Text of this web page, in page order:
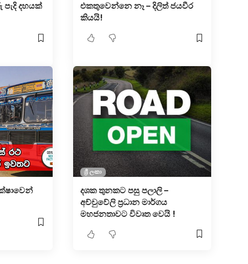
දහයක්
එකතුවෙන්නෙ නෑ – දිලිත් ජයවීර
කියයි!
ශ්‍රී ලංකා
දශක තුනකට පසු පලාලි –
අච්චුවේලි ප්‍රධාන මාර්ගය
මහජනතාවට විවෘත වෙයි !